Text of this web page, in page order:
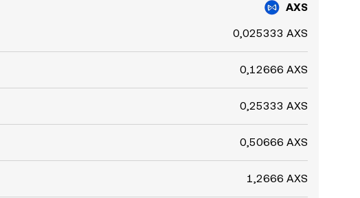
AXS
0,025333 AXS
0,12666 AXS
0,25333 AXS
0,50666 AXS
1,2666 AXS